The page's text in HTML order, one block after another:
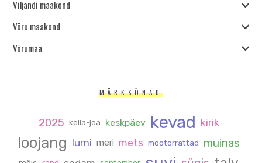
Viljandi maakond
Võru maakond
Võrumaa
MÄRKSÕNAD
2025 keila-joa keskpäev kevad kirik
loojang lumi meri mets mootorrattad muinas